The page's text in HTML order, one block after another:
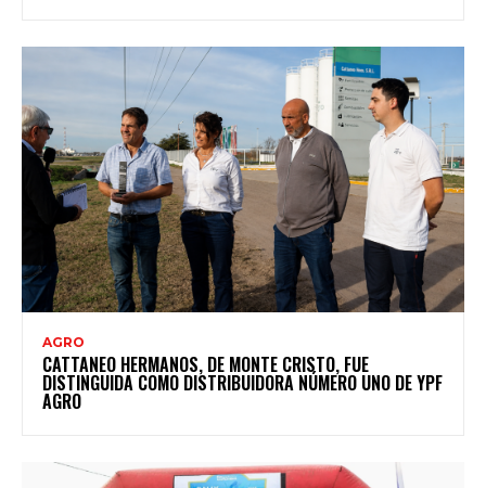
AGRO
CATTANEO HERMANOS, DE MONTE CRISTO, FUE
DISTINGUIDA COMO DISTRIBUIDORA NÚMERO UNO DE YPF
AGRO